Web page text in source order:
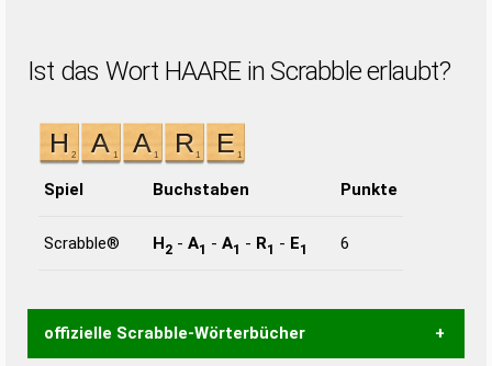
Ist das Wort HAARE in Scrabble erlaubt?
Spiel Buchstaben Punkte
Scrabble® H2 - A1 - A1 - R1 - E1 6
offizielle Scrabble-Wörterbücher